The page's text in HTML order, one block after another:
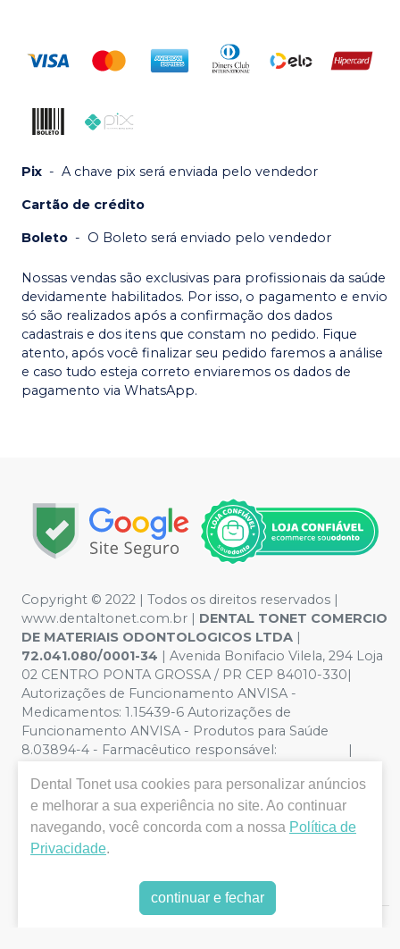
Pix - A chave pix será enviada pelo vendedor
Cartão de crédito
Boleto - O Boleto será enviado pelo vendedor
Nossas vendas são exclusivas para profissionais da saúde
devidamente habilitados. Por isso, o pagamento e envio
só são realizados após a confirmação dos dados
cadastrais e dos itens que constam no pedido. Fique
atento, após você finalizar seu pedido faremos a análise
e caso tudo esteja correto enviaremos os dados de
pagamento via WhatsApp.
Copyright © 2022 | Todos os direitos reservados |
www.dentaltonet.com.br | DENTAL TONET COMERCIO
DE MATERIAIS ODONTOLOGICOS LTDA
72.041.080/0001-34 | Avenida Bonifacio Vilela, 294 Loja
02 CENTRO PONTA GROSSA / PR CEP 84010-330|
Autorizações de Funcionamento ANVISA -
Medicamentos: 1.15439-6 Autorizações de
Funcionamento ANVISA - Produtos para Saúde
8.03894-4 - Farmacêutico responsável: |
ilustrativas - Os preços e condições da loja virtual estão
sujeitos a alterações. Em caso de divergência de preços
no site, o valor válido é o do Carrinho de Compra. Não
vendemos por atacado, por isso nos reservamos o
Dental Tonet usa cookies para personalizar anúncios
e melhorar a sua experiência no site. Ao continuar
navegando, você concorda com a nossa Política de
Privacidade.
continuar e fechar